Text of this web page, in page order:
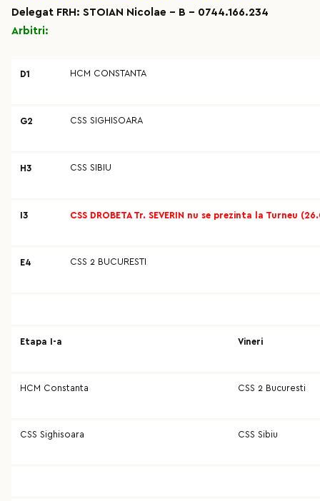
Delegat FRH: STOIAN Nicolae - B - 0744.166.234
Arbitri:
D1 HCM CONSTANTA
G2 CSS SIGHISOARA
H3 CSS SIBIU
I3 CSS DROBETA Tr. SEVERIN nu se prezinta la Turneu
E4 CSS 2 BUCURESTI
Etapa I-a Vineri
HCM Constanta CSS 2 Bucuresti
CSS Sighisoara CSS Sibiu